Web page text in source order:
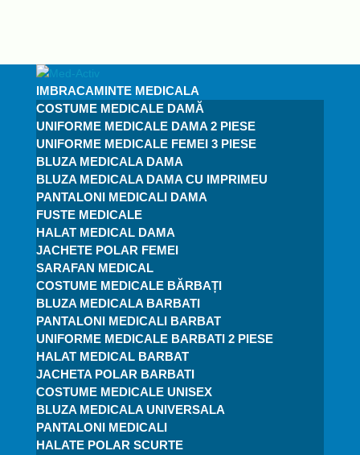
IMBRACAMINTE MEDICALA
COSTUME MEDICALE DAMĂ
UNIFORME MEDICALE DAMA 2 PIESE
UNIFORME MEDICALE FEMEI 3 PIESE
BLUZA MEDICALA DAMA
BLUZA MEDICALA DAMA CU IMPRIMEU
PANTALONI MEDICALI DAMA
FUSTE MEDICALE
HALAT MEDICAL DAMA
JACHETE POLAR FEMEI
SARAFAN MEDICAL
COSTUME MEDICALE BĂRBAȚI
BLUZA MEDICALA BARBATI
PANTALONI MEDICALI BARBAT
UNIFORME MEDICALE BARBATI 2 PIESE
HALAT MEDICAL BARBAT
JACHETA POLAR BARBATI
COSTUME MEDICALE UNISEX
BLUZA MEDICALA UNIVERSALA
PANTALONI MEDICALI
HALATE POLAR SCURTE